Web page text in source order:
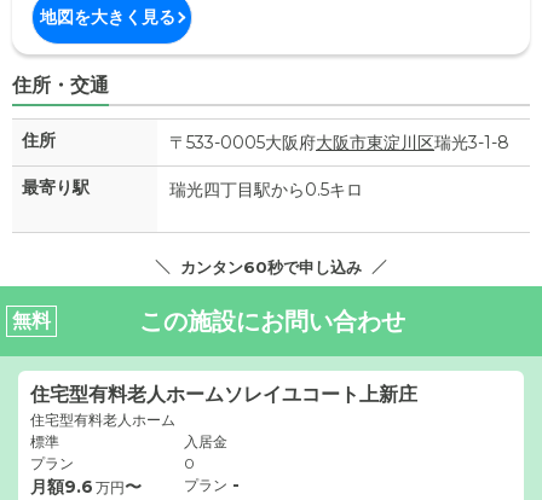
地図を大きく見る
住所・交通
住所 〒533-0005大阪府大阪市東淀川区瑞光3-1-8
最寄り駅 瑞光四丁目駅から0.5キロ
カンタン60秒で申し込み
無料 この施設にお問い合わせ
住宅型有料老人ホームソレイユコート上新庄
住宅型有料老人ホーム
標準
プラン
月額9.6 万円〜
入居金
0
プラン -